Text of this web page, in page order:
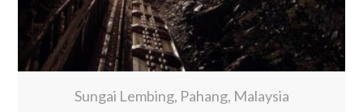
Sungai Lembing, Pahang, Malaysia